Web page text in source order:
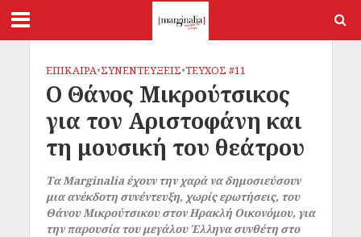
ΕΠΙΚΑΙΡΑ•ΣΥΝΕΝΤΕΥΞΕΙΣ•ΤΕΥΧΟΣ #11
Ο Θάνος Μικρούτσικος
για τον Αριστοφάνη και
τη μουσική του θεάτρου
Τα Marginalia έχουν την χαρά να δημοσιεύσουν
μια ανέκδοτη συνέντευξη, χωρίς ερωτήσεις, του
Θάνου Μικρούτσικου στον Ηρακλή Οικονόμου, για
την παρουσία του μεγάλου Έλληνα συνθέτη στο